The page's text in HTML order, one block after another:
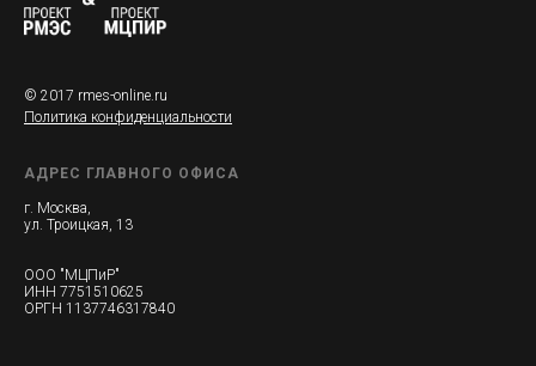
© 2017 rmes-online.ru
Политика конфиденциальности
АДРЕС ГЛАВНОГО ОФИСА
г. Москва,
ул. Троицкая, 13
ООО "МЦПиР"
ИНН 7751510625
ОРГН 1137746317840